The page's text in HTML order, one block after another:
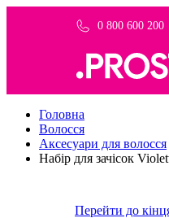
0 800 600 200
Головна
Волосся
Аксесуари для волосся
Набір для зачісок
Перейти до